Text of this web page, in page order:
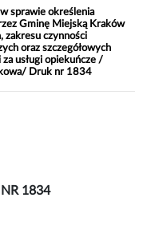
sprawie określenia
Gminę Miejską Kraków
zakresu czynności
oraz szczegółowych
usługi opiekuńcze /
Druk nr 1834
1834